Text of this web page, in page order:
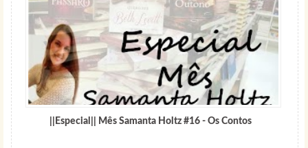
||Especial|| Mês Samanta Holtz #16 - Os Contos